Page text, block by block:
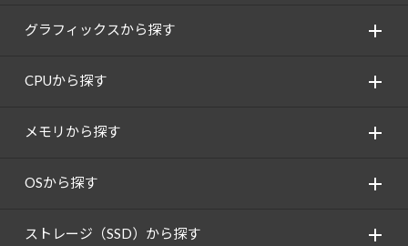
グラフィックスから探す
CPUから探す
メモリから探す
OSから探す
ストレージ（SSD）から探す